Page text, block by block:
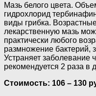
Мазь белого цвета.
гидрохлорид
виды грибка.
лекарственную мазь
практически любого
размножение бактерий,
Устраняет заболевание
рекомендуется 2 раза в
Стоимость: 106 – 130